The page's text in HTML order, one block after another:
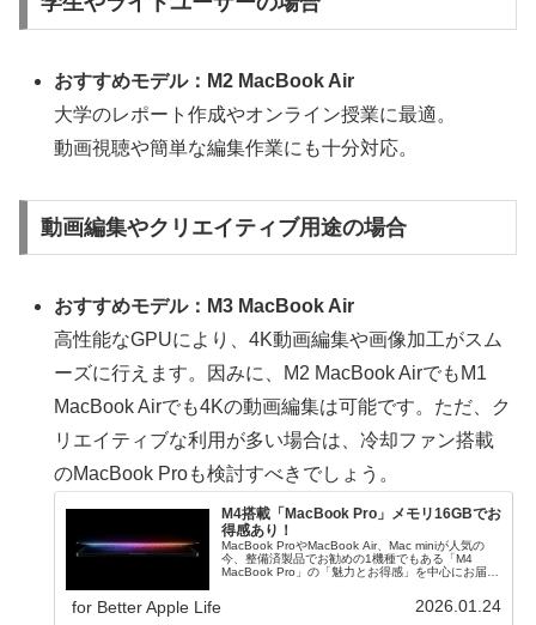
おすすめモデル：M2 MacBook Air
大学のレポート作成やオンライン授業に最適。
動画視聴や簡単な編集作業にも十分対応。
動画編集やクリエイティブ用途の場合
おすすめモデル：M3 MacBook Air
高性能なGPUにより、4K動画編集や画像加工がスム
ーズに行えます。因みに、M2 MacBook AirでもM1
MacBook Airでも4Kの動画編集は可能です。ただ、ク
リエイティブな利用が多い場合は、冷却ファン搭載
のMacBook Proも検討すべきでしょう。
M4搭載「MacBook Pro」メモリ16GBでお
得感あり！
MacBook ProやMacBook Air、Mac miniが人気の
今、整備済製品でお勧めの1機種でもある「M4
MacBook Pro」の「魅力とお得感」を中心にお届け
for Better Apple Life 2026.01.24